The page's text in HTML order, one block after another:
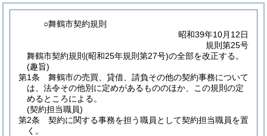
○舞鶴市契約規則
昭和39年10月12日
規則第25号
舞鶴市契約規則(昭和25年規則第27号)の全部を改正する。
(趣旨)
第1条
舞鶴市の売買、貸借、請負その他の契約事務について
は、法令その他別に定めがあるもののほか、この規則の定
めるところによる。
(契約担当職員)
第2条
契約に関する事務を担う職員として契約担当職員を置
く。